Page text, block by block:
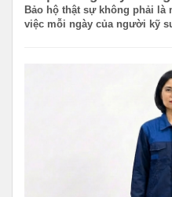
Bảo hộ thật sự không phải là
việc mỗi ngày của người kỹ